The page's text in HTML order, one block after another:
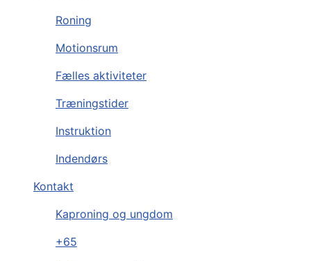
Roning
Motionsrum
Fælles aktiviteter
Træningstider
Instruktion
Indendørs
Kontakt
Kaproning og ungdom
+65